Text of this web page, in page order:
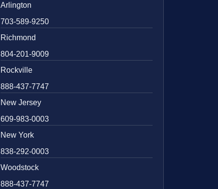
Arlington
703-589-9250
Richmond
804-201-9009
Rockville
888-437-7747
New Jersey
609-983-0003
New York
838-292-0003
Woodstock
888-437-7747